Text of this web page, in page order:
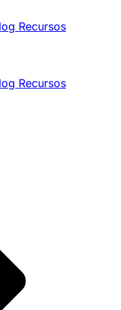
Recursos
Recursos